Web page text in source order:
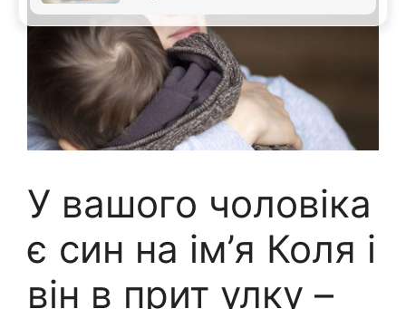
У вашого чоловіка
є син на ім’я Коля і
він в прит улку –